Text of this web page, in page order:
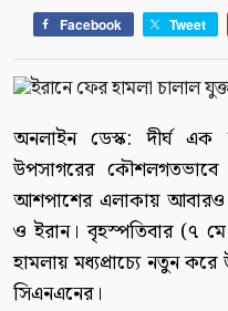
Facebook Tweet
অনলাইন ডেস্ক: দীর্ঘ এক
উপসাগরের
আশপাশের এলাকায় আবারও
ও ইরান। বৃহস্পতিবার (৭
হামলায় মধ্যপ্রাচ্যে নতুন
সিএনএনের।